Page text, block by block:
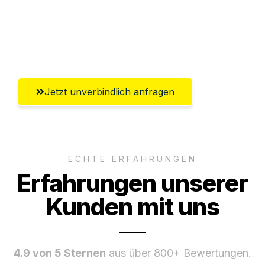
Jetzt unverbindlich anfragen
ECHTE ERFAHRUNGEN
Erfahrungen unserer
Kunden mit uns
4.9 von 5 Sternen aus über 800+ Bewertungen.